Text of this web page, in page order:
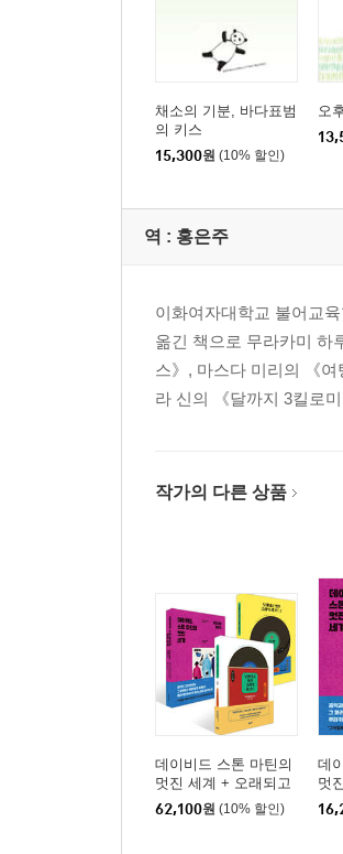
채소의 기분, 바다표범
의 키스
15,300원 (10% 할인)
오
역 : 홍은주
이화여자대학교 불어교
옮긴 책으로 무라카미 하
스》, 마스다 미리의 《
라 신의 《달까지 3킬로
작가의 다른 상품
데이비드 스톤 마틴의
멋진 세계 + 오래되고
멋진 클래식 레코드 1,2
세트
62,100원 (10% 할인)
데
멋